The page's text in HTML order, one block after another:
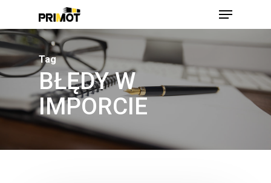
main
content
Menu
Tag
BŁĘDY W
IMPORCIE